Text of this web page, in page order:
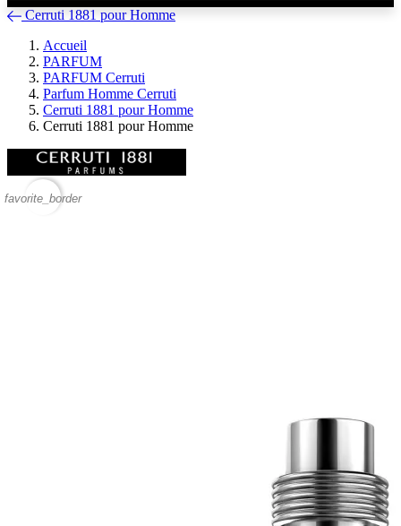
Cerruti 1881 pour Homme
Accueil
PARFUM
PARFUM Cerruti
Parfum Homme Cerruti
Cerruti 1881 pour Homme
Cerruti 1881 pour Homme
favorite_border